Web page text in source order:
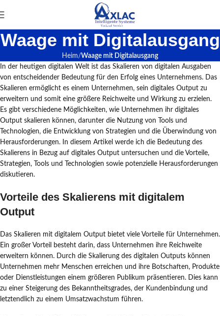
Waage mit Digitalausgang
Heim Waage mit Digitalausgang
In der heutigen digitalen Welt ist das Skalieren von digitalen Ausgaben
von entscheidender Bedeutung für den Erfolg eines Unternehmens. Das
Skalieren ermöglicht es einem Unternehmen, sein digitales Output zu
erweitern und somit eine größere Reichweite und Wirkung zu erzielen.
Es gibt verschiedene Möglichkeiten, wie Unternehmen ihr digitales
Output skalieren können, darunter die Nutzung von Tools und
Technologien, die Entwicklung von Strategien und die Überwindung von
Herausforderungen. In diesem Artikel werde ich die Bedeutung des
Skalierens in Bezug auf digitales Output untersuchen und die Vorteile,
Strategien, Tools und Technologien sowie potenzielle Herausforderungen
diskutieren.
Vorteile des Skalierens mit digitalem
Output
Das Skalieren mit digitalem Output bietet viele Vorteile für Unternehmen.
Ein großer Vorteil besteht darin, dass Unternehmen ihre Reichweite
erweitern können. Durch die Skalierung des digitalen Outputs können
Unternehmen mehr Menschen erreichen und ihre Botschaften, Produkte
oder Dienstleistungen einem größeren Publikum präsentieren. Dies kann
zu einer Steigerung des Bekanntheitsgrades, der Kundenbindung und
letztendlich zu einem Umsatzwachstum führen.